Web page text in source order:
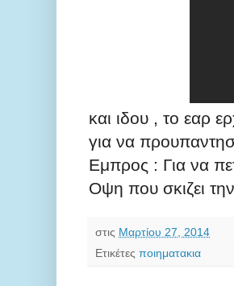
και ιδου , το εαρ
για να
Εμπρος : Για να
Οψη που σκιζει
στις Μαρτίου 27, 2014
Ετικέτες ποιηματακια